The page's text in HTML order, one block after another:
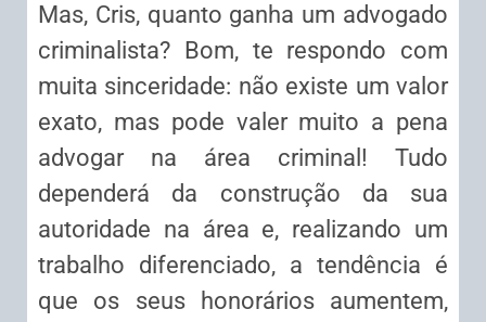
Mas, Cris, quanto ganha um advogado
criminalista? Bom, te respondo com
muita sinceridade: não existe um valor
exato, mas pode valer muito a pena
advogar na área criminal! Tudo
dependerá da construção da sua
autoridade na área e, realizando um
trabalho diferenciado, a tendência é
que os seus honorários aumentem,